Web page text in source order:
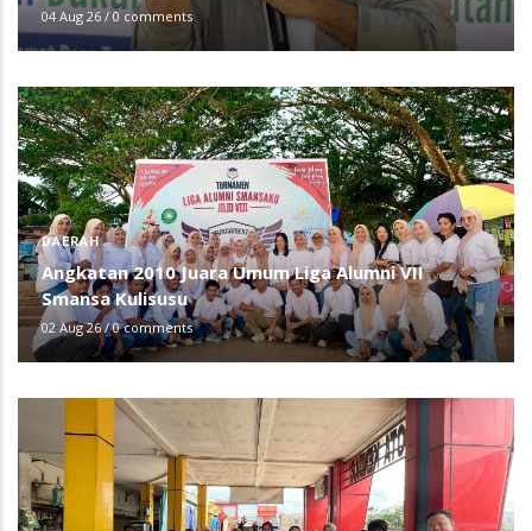
04 Aug 26 / 0 comments
DAERAH
Angkatan 2010 Juara Umum Liga Alumni VII
Smansa Kulisusu
02 Aug 26/0 comments